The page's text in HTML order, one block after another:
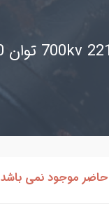
موجود نمی باشد